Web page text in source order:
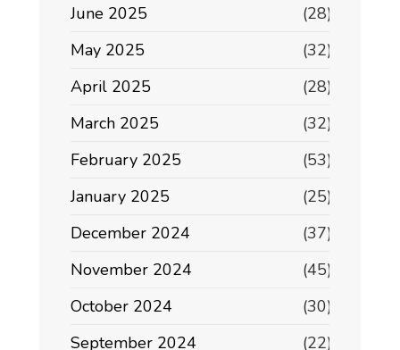
June 2025
(28)
May 2025
(32)
April 2025
(28)
March 2025
(32)
February 2025
(53)
January 2025
(25)
December 2024
(37)
November 2024
(45)
October 2024
(30)
September 2024
(22)